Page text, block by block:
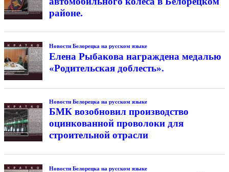
районе.
Новости Белорецка на русском языке
Елена Рыбакова награждена медалью
«Родительская доблесть».
Новости Белорецка на русском языке
БМК возобновил производство
оцинкованной проволоки для
строительной отрасли
Новости Белорецка на русском языке